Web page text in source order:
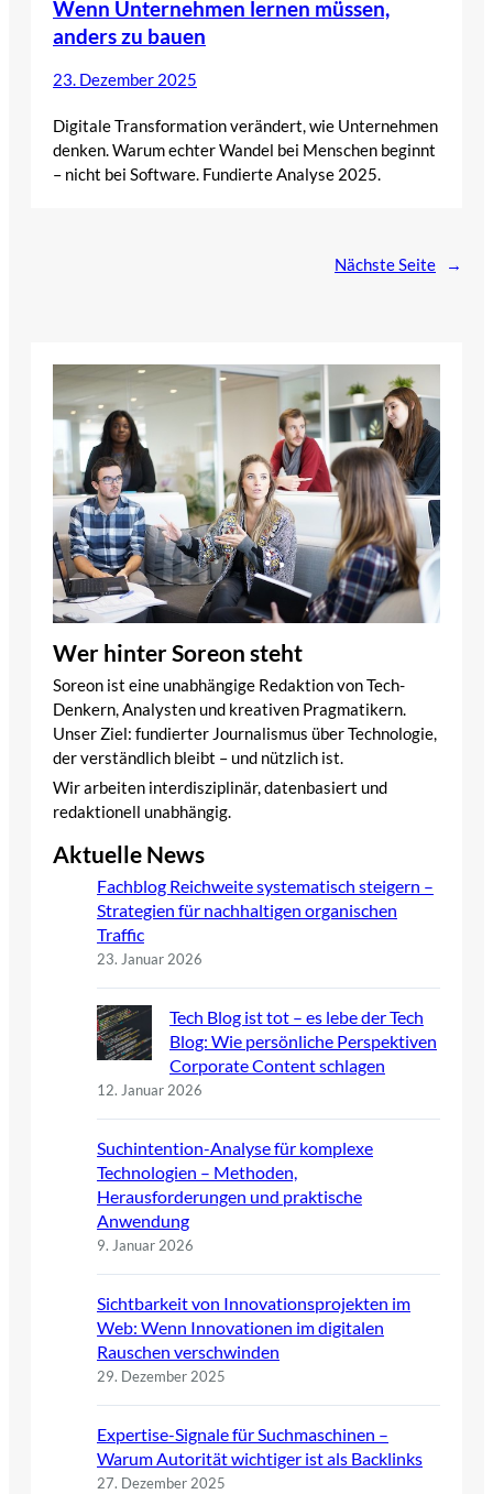
Wenn Unternehmen lernen müssen,
anders zu bauen
23. Dezember 2025
Digitale Transformation verändert, wie Unternehmen
denken. Warum echter Wandel bei Menschen beginnt
– nicht bei Software. Fundierte Analyse 2025.
Nächste Seite →
Wer hinter Soreon steht
Soreon ist eine unabhängige Redaktion von Tech-
Denkern, Analysten und kreativen Pragmatikern.
Unser Ziel: fundierter Journalismus über Technologie,
der verständlich bleibt – und nützlich ist.
Wir arbeiten interdisziplinär, datenbasiert und
redaktionell unabhängig.
Aktuelle News
Fachblog Reichweite systematisch steigern –
Strategien für nachhaltigen organischen
Traffic
23. Januar 2026
Tech Blog ist tot – es lebe der Tech
Blog: Wie persönliche Perspektiven
Corporate Content schlagen
12. Januar 2026
Suchintention-Analyse für komplexe
Technologien – Methoden,
Herausforderungen und praktische
Anwendung
9. Januar 2026
Sichtbarkeit von Innovationsprojekten im
Web: Wenn Innovationen im digitalen
Rauschen verschwinden
29. Dezember 2025
Expertise-Signale für Suchmaschinen –
Warum Autorität wichtiger ist als Backlinks
27. Dezember 2025